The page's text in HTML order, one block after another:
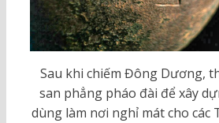
Sau khi chiếm Đông Dương,
san phẳng pháo đài để xây
dùng làm nơi nghỉ mát cho các